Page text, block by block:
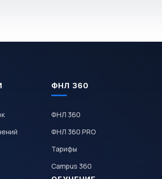
ФНЛ 360
ФНЛ 360
ФНЛ 360 PRO
Тарифы
Campus 360